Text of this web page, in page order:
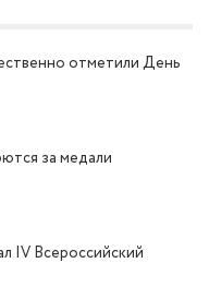
отметили День
за медали
IV Всероссийский